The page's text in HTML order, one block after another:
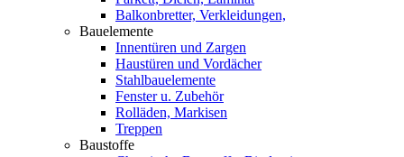
Balkonbretter, Verkleidungen,
Bauelemente
Innentüren und Zargen
Haustüren und Vordächer
Stahlbauelemente
Fenster u. Zubehör
Rolläden, Markisen
Treppen
Baustoffe